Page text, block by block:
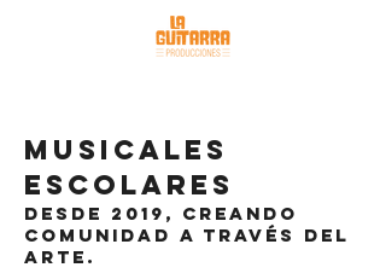
MUSICALES
ESCOLARES
Desde 2019, creando
comunidad a través del
arte.